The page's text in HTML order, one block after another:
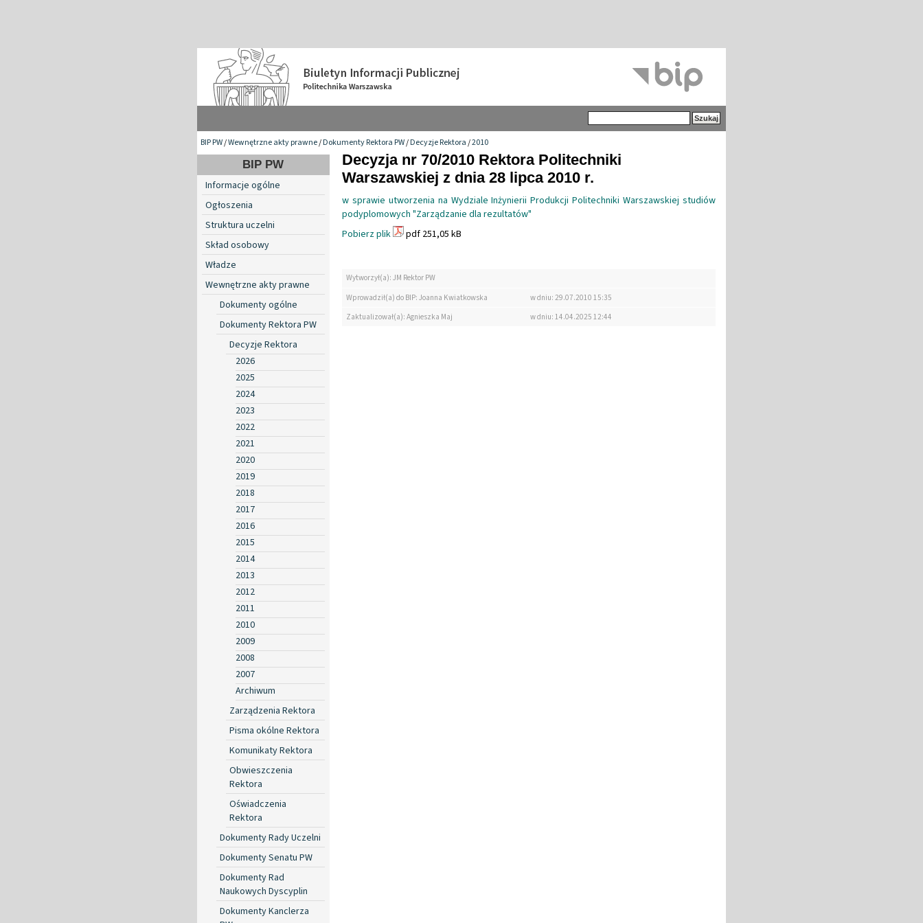
BIP PW/Wewnętrzne akty prawne/Dokumenty Rektora PW/Decyzje Rektora/2010
BIP PW
Informacje ogólne
Ogłoszenia
Struktura uczelni
Skład osobowy
Władze
Wewnętrzne akty prawne
Dokumenty ogólne
Dokumenty Rektora PW
Decyzje Rektora
2026
2025
2024
2023
2022
2021
2020
2019
2018
2017
2016
2015
2014
2013
2012
2011
2010
2009
2008
2007
Archiwum
Zarządzenia Rektora
Pisma okólne Rektora
Komunikaty Rektora
Obwieszczenia
Rektora
Oświadczenia
Rektora
Dokumenty Rady Uczelni
Dokumenty Senatu PW
Dokumenty Rad
Naukowych Dyscyplin
Dokumenty Kanclerza
Decyzja nr 70/2010 Rektora Politechniki
Warszawskiej z dnia 28 lipca 2010 r.
w sprawie utworzenia na Wydziale Inżynierii Produkcji Politechniki Warszawskiej studiów
podyplomowych "Zarządzanie dla rezultatów"
Pobierz plik
pdf 251,05 kB
Wytworzył(a): JM Rektor PW
Wprowadził(a) do BIP: Joanna Kwiatkowska
w dniu: 29.07.2010 15:35
Zaktualizował(a): Agnieszka Maj
w dniu: 14.04.2025 12:44